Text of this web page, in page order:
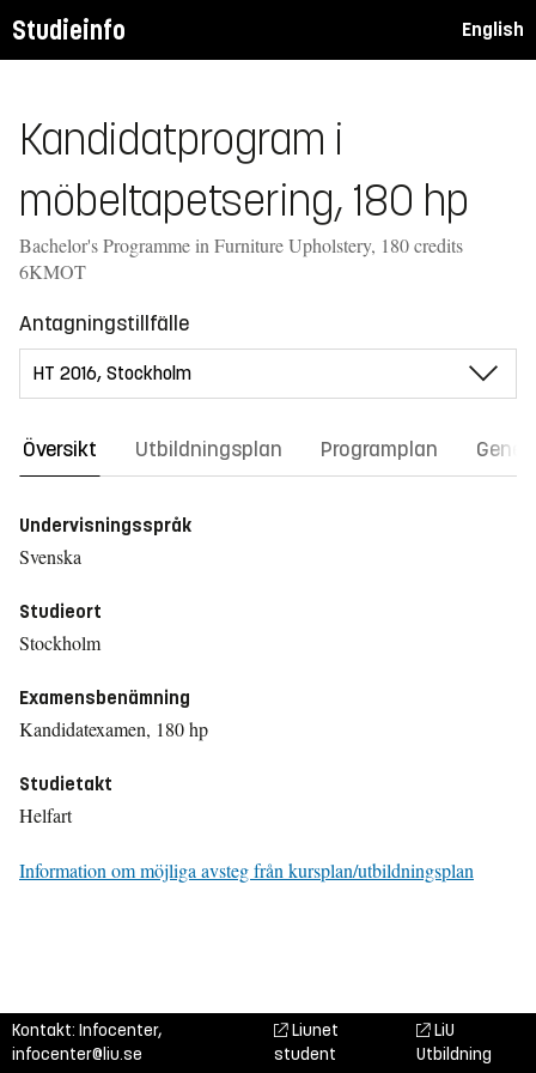
Studieinfo English
Kandidatprogram i
möbeltapetsering, 180 hp
Bachelor's Programme in Furniture Upholstery, 180 credits
6KMOT
Antagningstillfälle
Översikt Utbildningsplan Programplan
Undervisningsspråk
Svenska
Studieort
Stockholm
Examensbenämning
Kandidatexamen, 180 hp
Studietakt
Helfart
Information om möjliga avsteg från kursplan/utbildningsplan
Kontakt: Infocenter,
infocenter@liu.se
Liunet
student
LiU
Utbildning